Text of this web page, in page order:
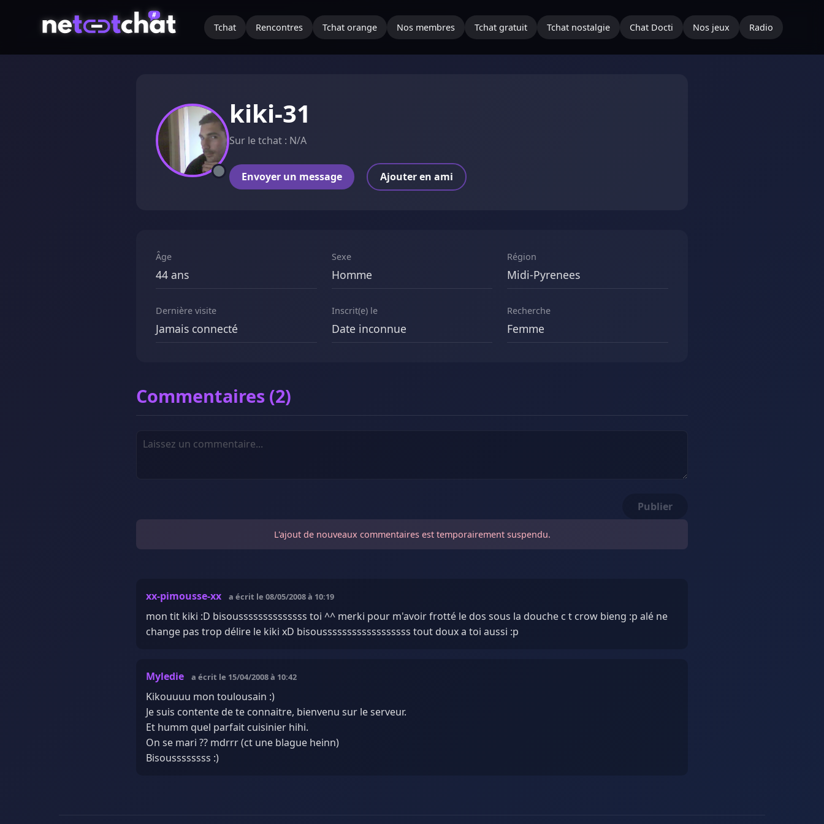
Tchat Rencontres Tchat orange Nos membres Tchat gratuit Tchat nostalgie Chat Docti Nos jeux Radio
kiki-31
Sur le tchat : N/A
Envoyer un message Ajouter en ami
Âge
44 ans
Sexe
Homme
Région
Midi-Pyrenees
Dernière visite
Jamais connecté
Inscrit(e) le
Date inconnue
Recherche
Femme
Commentaires (2)
Publier
L'ajout de nouveaux commentaires est temporairement suspendu.
xx-pimousse-xx a écrit le 08/05/2008 à 10:19
mon tit kiki :D bisoussssssssssssss toi ^^ merki pour m'avoir frotté le dos sous la douche c t crow bieng :p alé ne
change pas trop délire le kiki xD bisoussssssssssssssssss tout doux a toi aussi :p
Myledie a écrit le 15/04/2008 à 10:42
Kikouuuu mon toulousain :)
Je suis contente de te connaitre, bienvenu sur le serveur.
Et humm quel parfait cuisinier hihi.
On se mari ?? mdrrr (ct une blague heinn)
Bisoussssssss :)